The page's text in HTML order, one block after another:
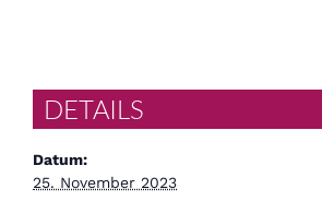
DETAILS
Datum:
25. November 2023